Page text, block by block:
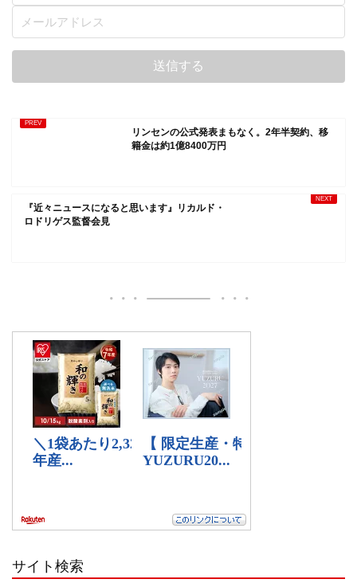
リンセンの公式発表まもなく。2年半契約、移
籍金は約1億8400万円
『近々ニュースになると思います』リカルド・
ロドリゲス監督会見
サイト検索